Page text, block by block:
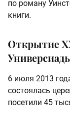
по роману
книги.
Открытие
6 июля 2013
состоялась
посетили 45